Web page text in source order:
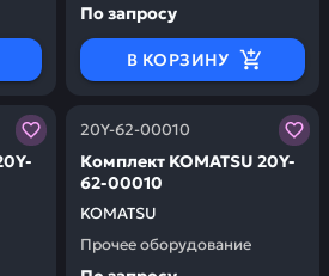
По запросу
В КОРЗИНУ
у нас, вы получаете гарантию
20Y-62-00010
KOMATSU
Комплект KOMATSU 20Y-
62-00010
Прочее оборудование
Заказывая запчасти у